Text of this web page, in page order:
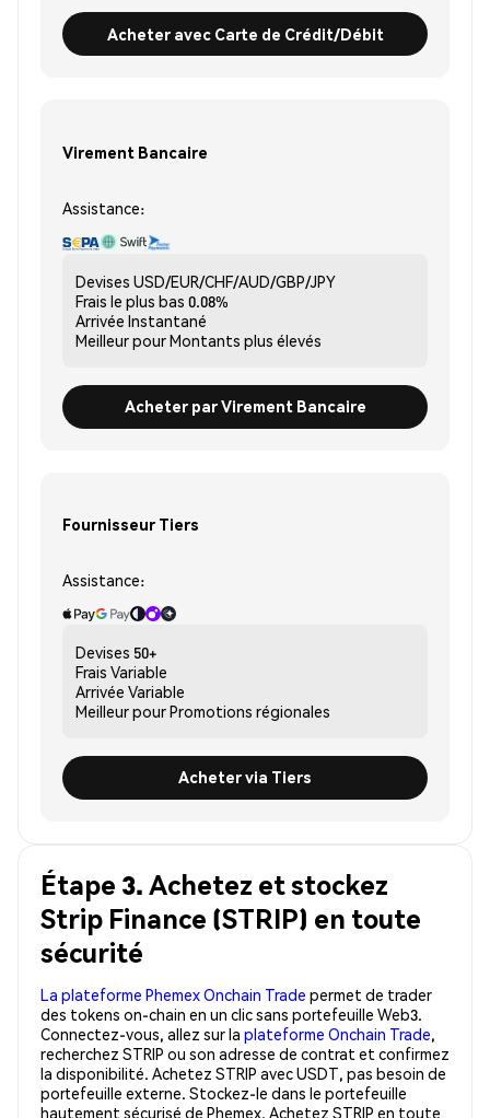
Acheter avec Carte de Crédit/Débit
Virement Bancaire
Assistance:
Devises USD/EUR/CHF/AUD/GBP/JPY
Frais le plus bas 0.08%
Arrivée Instantané
Meilleur pourMontants plus élevés
Acheter par Virement Bancaire
Fournisseur Tiers
Assistance:
Devises 50+
Frais Variable
Arrivée Variable
Meilleur pourPromotions régionales
Acheter via Tiers
Étape 3. Achetez et stockez
Strip Finance (STRIP) en toute
sécurité
La plateforme Phemex Onchain Trade permet de trader
des tokens on-chain en un clic sans portefeuille Web3.
Connectez-vous, allez sur la plateforme Onchain Trade,
recherchez STRIP ou son adresse de contrat et confirmez
la disponibilité. Achetez STRIP avec USDT, pas besoin de
portefeuille externe. Stockez-le dans le portefeuille
hautement sécurisé de Phemex. Achetez STRIP en toute